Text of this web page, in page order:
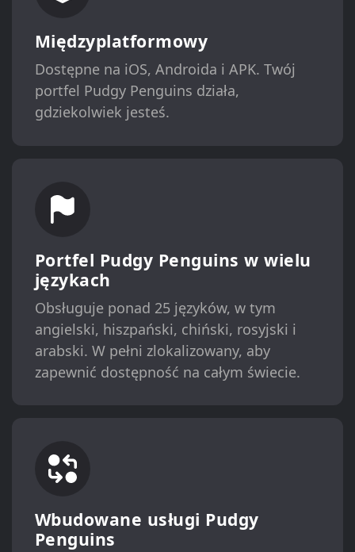
Międzyplatformowy
Dostępne na iOS, Androida i APK. Twój
portfel Pudgy Penguins działa,
gdziekolwiek jesteś.
Portfel Pudgy Penguins w wielu
językach
Obsługuje ponad 25 języków, w tym
angielski, hiszpański, chiński, rosyjski i
arabski. W pełni zlokalizowany, aby
zapewnić dostępność na całym świecie.
Wbudowane usługi Pudgy
Penguins